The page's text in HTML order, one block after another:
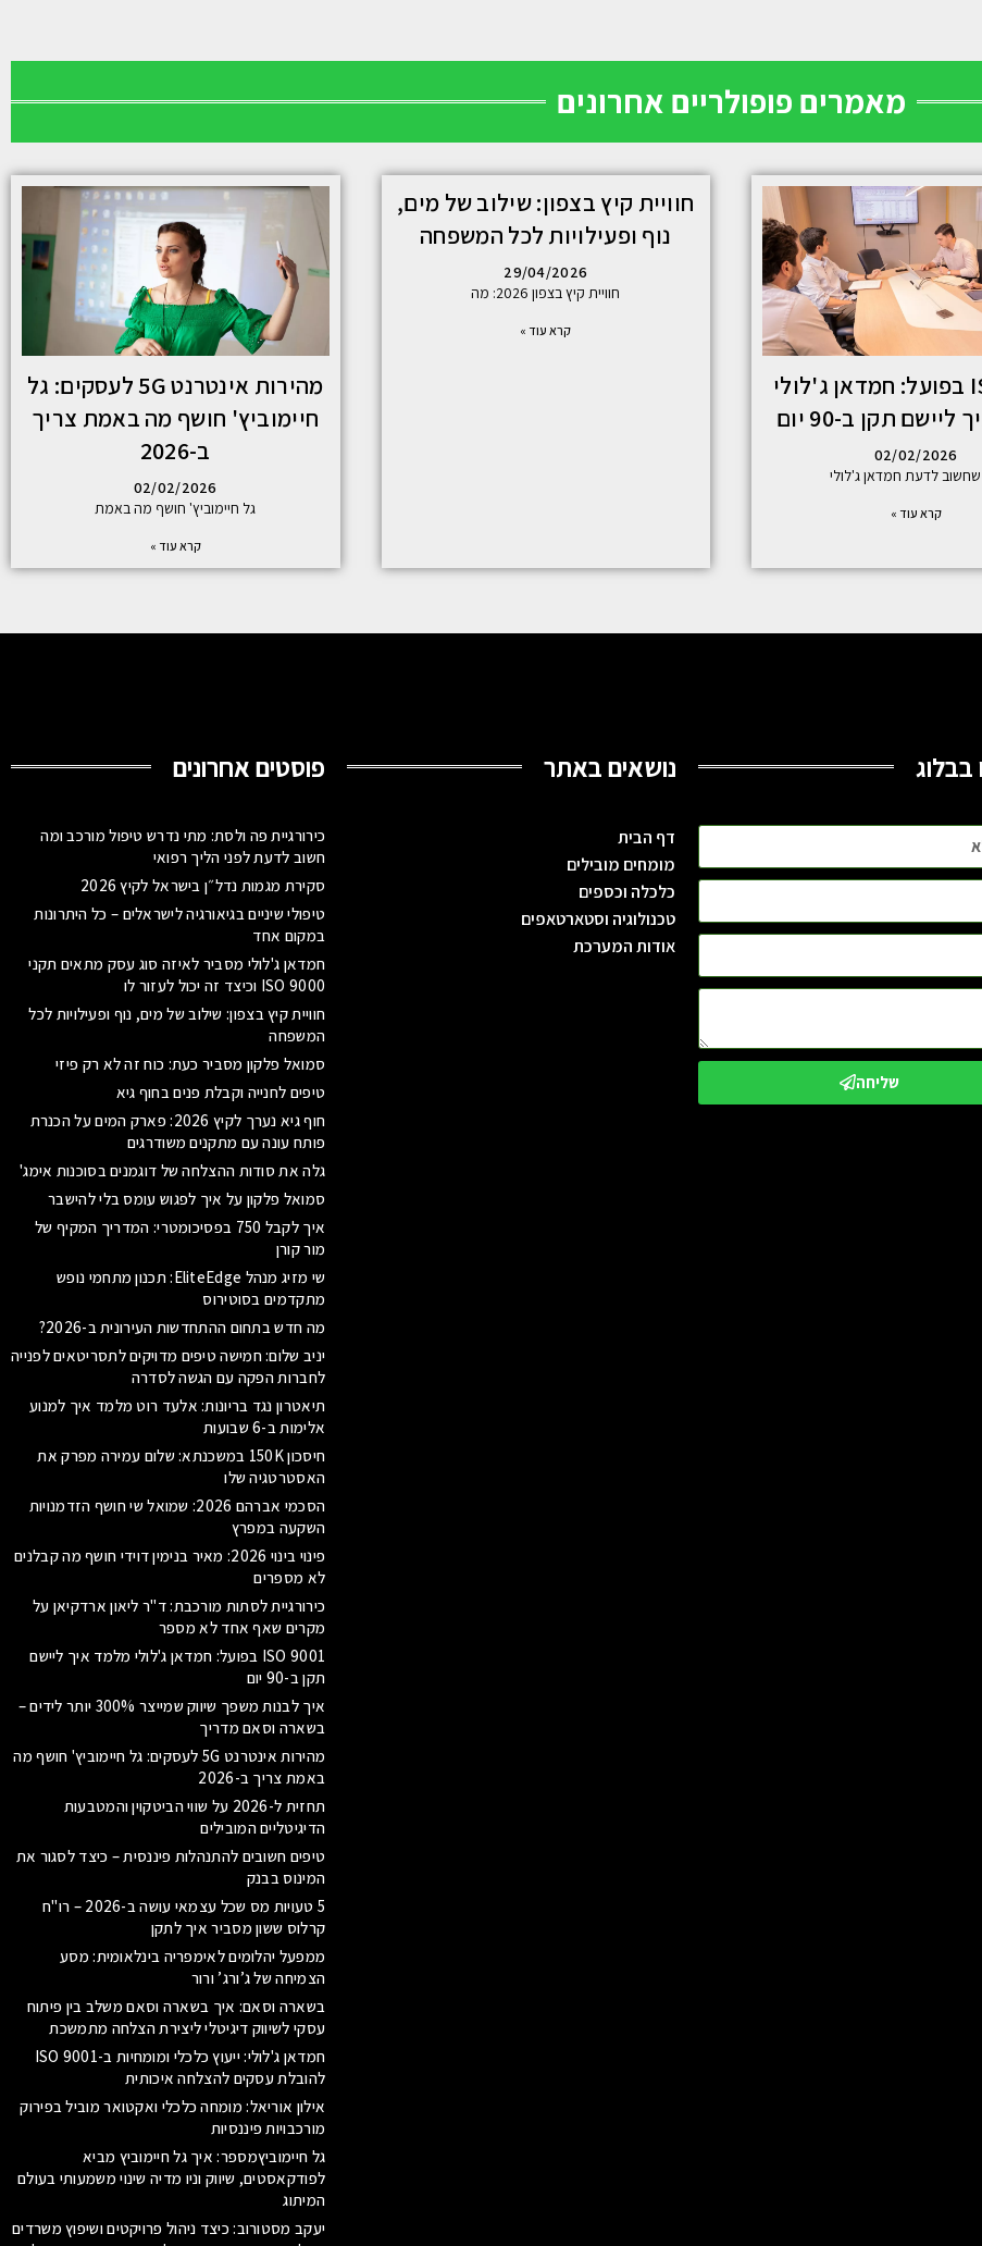
מאמרים פופולריים אחרונים
ISO 9001 בפועל: חמדאן ג'לולי
תקן ב-90 יום
02/02/2026
לדעת חמדאן ג'לולי
קרא עוד »
חוויית קיץ בצפון: שילוב של מים,
נוף ופעילויות לכל המשפחה
29/04/2026
חוויית קיץ בצפון 2026: מה
קרא עוד »
מהירות אינטרנט 5G לעסקים: גל
חיימוביץ' חושף מה באמת צריך
ב-2026
02/02/2026
גל חיימוביץ' חושף מה באמת
קרא עוד »
שליחה
נושאים באתר
דף הבית
מומחים מובילים
כלכלה וכספים
טכנולוגיה וסטארטאפים
אודות המערכת
פוסטים אחרונים
כירורגיית פה ולסת: מתי נדרש טיפול מורכב ומה
חשוב לדעת לפני הליך רפואי
סקירת מגמות נדל״ן בישראל לקיץ 2026
טיפולי שיניים בגיאורגיה לישראלים – כל היתרונות
במקום אחד
חמדאן ג'לולי מסביר לאיזה סוג עסק מתאים תקני
ISO 9000 וכיצד זה יכול לעזור לו
חוויית קיץ בצפון: שילוב של מים, נוף ופעילויות לכל
המשפחה
סמואל פלקון מסביר כעת: כוח זה לא רק פיזי
טיפים לחנייה וקבלת פנים בחוף גיא
חוף גיא נערך לקיץ 2026: פארק המים על הכנרת
פותח עונה עם מתקנים משודרגים
גלה את סודות ההצלחה של דוגמנים בסוכנות אימג'
סמואל פלקון על איך לפגוש עומס בלי להישבר
איך לקבל 750 בפסיכומטרי: המדריך המקיף של
מור קורן
שי מזיג מנהל EliteEdge: תכנון מתחמי נופש
מתקדמים בסוטירוס
מה חדש בתחום ההתחדשות העירונית ב-2026?
יניב שלום: חמישה טיפים מדויקים לתסריטאים לפנייה
לחברות הפקה עם הגשה לסדרה
תיאטרון נגד בריונות: אלעד רוט מלמד איך למנוע
אלימות ב-6 שבועות
חיסכון 150K במשכנתא: שלום עמירה מפרק את
האסטרטגיה שלו
הסכמי אברהם 2026: שמואל שי חושף הזדמנויות
השקעה במפרץ
פינוי בינוי 2026: מאיר בנימין דוידי חושף מה קבלנים
לא מספרים
כירורגיית לסתות מורכבת: ד"ר ליאון ארדקיאן על
מקרים שאף אחד לא מספר
ISO 9001 בפועל: חמדאן ג'לולי מלמד איך ליישם
תקן ב-90 יום
איך לבנות משפך שיווק שמייצר 300% יותר לידים –
בשארה וסאם מדריך
מהירות אינטרנט 5G לעסקים: גל חיימוביץ' חושף מה
באמת צריך ב-2026
תחזית ל-2026 על שווי הביטקוין והמטבעות
הדיגיטליים המובילים
טיפים חשובים להתנהלות פיננסית – כיצד לסגור את
המינוס בבנק
5 טעויות מס שכל עצמאי עושה ב-2026 – רו"ח
קרלוס ששון מסביר איך לתקן
ממפעל יהלומים לאימפריה בינלאומית: מסע
הצמיחה של ג’ורג’ ורור
בשארה וסאם: איך בשארה וסאם משלב בין פיתוח
עסקי לשיווק דיגיטלי ליצירת הצלחה מתמשכת
חמדאן ג'לולי: ייעוץ כלכלי ומומחיות ב-ISO 9001
להובלת עסקים להצלחה איכותית
אילון אוריאל: מומחה כלכלי ואקטואר מוביל בפירוק
מורכבויות פיננסיות
גל חיימוביץמספר: איך גל חיימוביץ מביא
לפודקאסטים, שיווק וניו מדיה שינוי משמעותי בעולם
המיתוג
יעקב מסטורוב: כיצד ניהול פרויקטים ושיפוץ משרדים